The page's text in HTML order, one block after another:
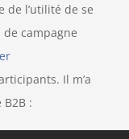
de l’utilité de se
campagne
Il m’a
: